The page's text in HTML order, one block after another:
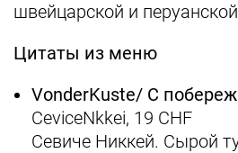
швейцарской и
Цитаты из меню
VonderKuste/ С
CeviceNkkei, 19 CHF
Севиче Никкей. Сырой